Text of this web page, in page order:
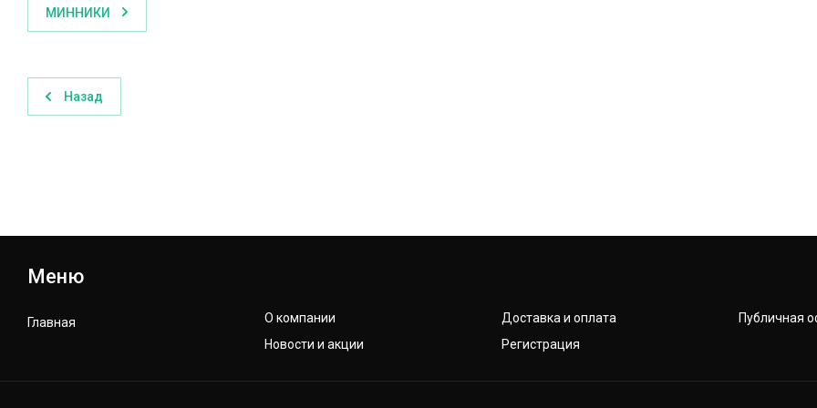
МИННИКИ
Назад
Меню
Главная
О компании
Новости и акции
Доставка и оплата
Регистрация
Публичная